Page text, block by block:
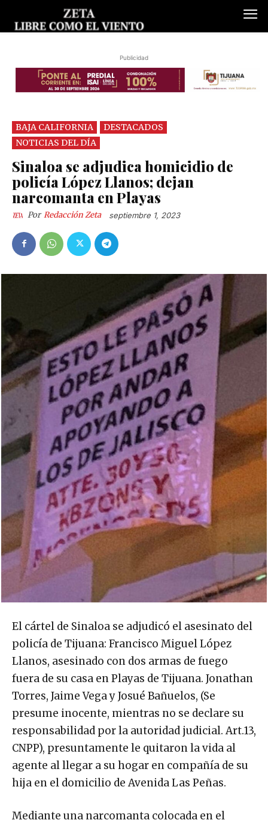
Publicidad
BAJA CALIFORNIA
DESTACADOS
NOTICIAS DEL DÍA
Sinaloa se adjudica homicidio de
policía López Llanos; dejan
narcomanta en Playas
Por Redacción Zeta septiembre 1, 2023
El cártel de Sinaloa se adjudicó el asesinato del
policía de Tijuana: Francisco Miguel López
Llanos, asesinado con dos armas de fuego
fuera de su casa en Playas de Tijuana. Jonathan
Torres, Jaime Vega y Josué Bañuelos, (Se
presume inocente, mientras no se declare su
responsabilidad por la autoridad judicial. Art.13,
CNPP), presuntamente le quitaron la vida al
agente al llegar a su hogar en compañía de su
hija en el domicilio de Avenida Las Peñas.
Mediante una narcomanta colocada en el